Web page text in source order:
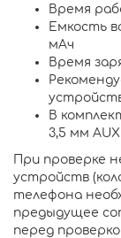
Время
Емкость
мАч
Время
В
3,5 мм
При проверке
устройств
телефона
предыдущее
перед